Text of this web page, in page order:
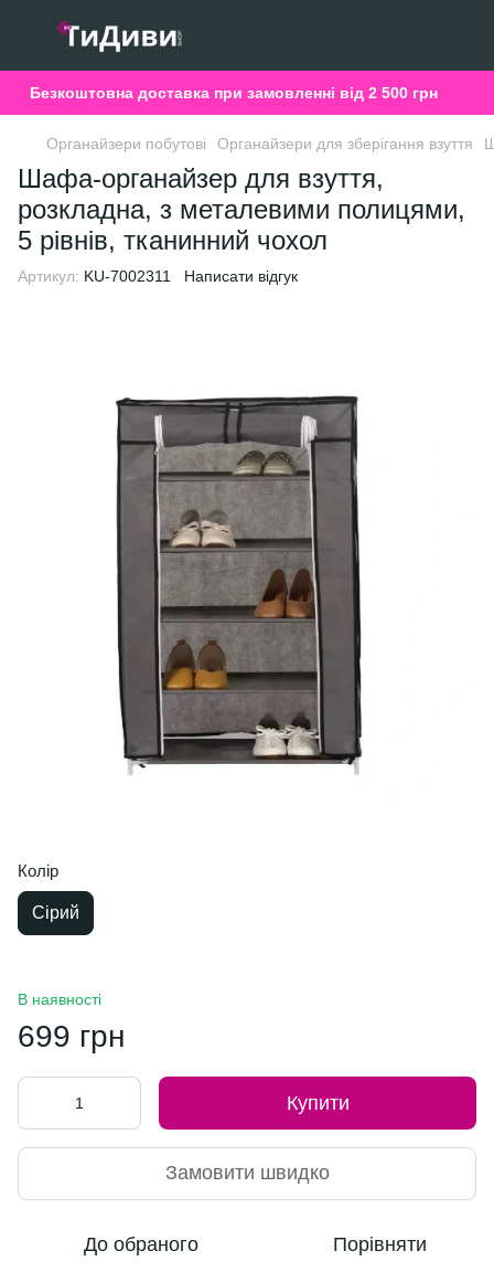
Безкоштовна доставка при замовленні від 2 500 грн
Органайзери побутові Органайзери для зберігання взуття
Шафа-органайзер для взуття,
розкладна, з металевими полицями,
5 рівнів, тканинний чохол
Артикул: KU-7002311 Написати відгук
Колір
Сірий
В наявності
699 грн
Купити
Замовити швидко
До обраного Порівняти